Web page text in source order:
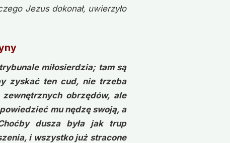
Jezus dokonał, uwierzyło
miłosierdzia; tam są
zyskać ten cud, nie trzeba
obrzędów, ale
mu nędzę swoją, a
dusza była jak trup
i wszystko już stracone